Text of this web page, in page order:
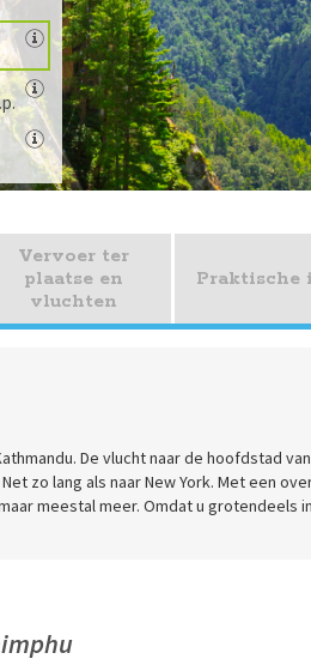
Vervoer ter
plaatse en
vluchten
Praktische
De vlucht naar de hoofdstad
zo lang als naar New York. Met een
meestal meer. Omdat u grotendeels